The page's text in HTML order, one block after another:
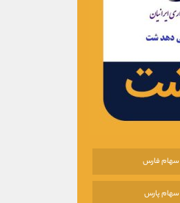
سهام فارس
سهام پارس